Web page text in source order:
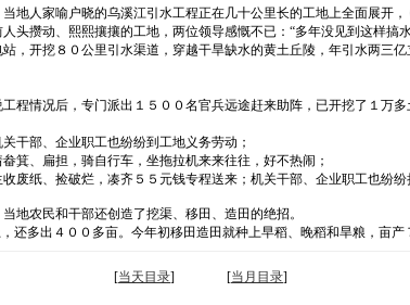
人家喻户晓的乌溪江引水工程正在几十公里长的工地上全面展开，
头攒动、熙熙攘攘的工地，两位领导感慨不已：“多年没见到这样搞
开挖８０公里引水渠道，穿越干旱缺水的黄土丘陵，年引水两三
情况后，专门派出１５００名官兵远途赶来助阵，已开挖了１万多
干部、企业职工也纷纷到工地义务劳动；
箕、扁担，骑自行车，坐拖拉机来来往往，好不热闹；
纸、捡破烂，凑齐５５元钱专程送来；机关干部、企业职工也纷纷
地农民和干部还创造了挖渠、移田、造田的绝招。
多出４００多亩。今年初移田造田就种上早稻、晚稻和旱粮，亩产
[当天目录] [当月目录]